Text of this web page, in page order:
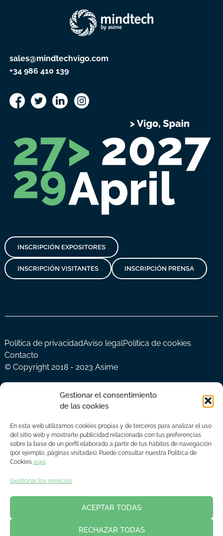
Gestionar el consentimiento
de las cookies
En esta web utilizamos cookies propias y de terceros para analizar el uso
del sitio web y mostrarte publicidad relacionada con tus preferencias
sobre la base de un perfil elaborado a partir de tus hábitos de navegación
(por ejemplo, páginas visitadas). Puede consultar nuestra Política de
Cookies aquí.
Gestionar los servicios
ACEPTAR TODAS
RECHAZAR TODAS
sales@mindtechvigo.com
+34 986 410 139
INSCRIPCIÓN EXPOSITORES
INSCRIPCIÓN VISITANTES INSCRIPCIÓN PRENSA
Política de privacidadAviso legalPolítica de cookies
Contacto
© Copyright 2018 - 2023 Asime